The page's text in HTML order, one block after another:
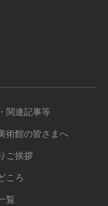
関連記事等
術館の皆さまへ
ご挨拶
ころ
覧